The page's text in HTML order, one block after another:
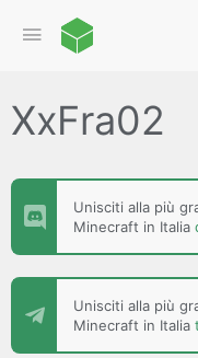
XxFra02
Unisciti alla più
Minecraft in Italia
Unisciti alla più
Minecraft in Italia